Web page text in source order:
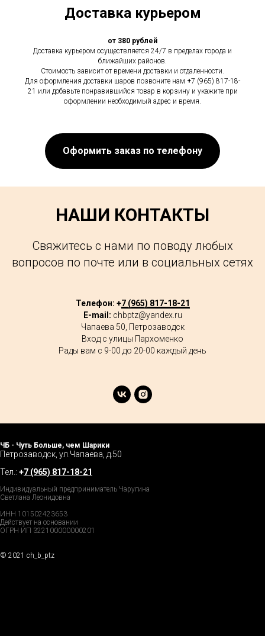
Доставка курьером
от 380 рублей
Доставка курьером осуществляется 24/7 в пределах города и
ближайших районов.
Стоимость зависит от времени доставки и отдаленности.
Для оформления доставки шаров позвоните нам +7 (965) 817-18-
21 или добавьте понравившийся товар в корзину и укажите при
оформлении необходимый адрес и время.
Оформить заказ по телефону
НАШИ КОНТАКТЫ
Свяжитесь с нами по поводу любых
вопросов по почте или в социальных сетях
Телефон: +7 (965) 817-18-21
E-mail: chbptz@yandex.ru
Чапаева 50, Петрозаводск
Вход с улицы Пархоменко
Рады вам с 9-00 до 20-00 каждый день
ЧБ - Чуть Больше, чем Шарики
Петрозаводск, ул.Чапаева, д.50
Тел.: +7 (965) 817-18-21
Индивидуальный предприниматель Чаругина
Светлана Леонидовна
ИНН 101502423653
Действует на основании
ОГРН ИП 322100000000201
© 2021 ch_b_ptz